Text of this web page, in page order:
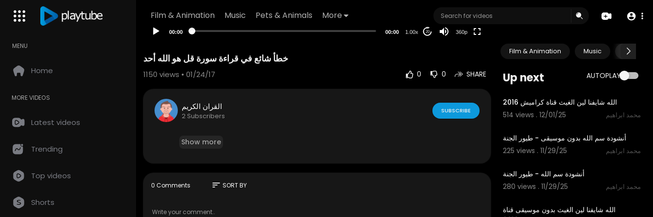
Film & Animation Music Pets & Animals More
MENU
Home
MORE VIDEOS
Latest videos
Trending
Top videos
Shorts
00:00 00:00 1.00x 20 360p
Film & Animation Music Pets &
Up next AUTOPLAY
الله شايفنا لين الغيث قناة كراميش 2016
514 views . 12/01/25
محمد ابراهيم
أنشودة سم الله بدون موسيقى - طيور الجنة
225 views . 11/29/25
محمد ابراهيم
أنشودة سم الله - طيور الجنة
280 views . 11/29/25
محمد ابراهيم
الله شايفنا لين الغيث بدون موسيقى قناة
1150 views • 01/24/17 0 0 SHARE
القران الكريم
2 Subscribers
SUBSCRIBE
Show more
0 Comments sort SORT BY